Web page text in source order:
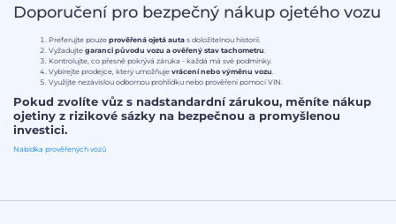
Doporučení pro bezpečný nákup ojetého vozu
Preferujte pouze prověřená ojetá auta s doložitelnou historií.
Vyžadujte garanci původu vozu a ověřený stav tachometru
Kontrolujte, co přesně pokrývá záruka - každá má své podmínky.
Vybírejte prodejce, který umožňuje vrácení nebo výměnu vozu
Využijte nezávislou odbornou prohlídku nebo prověření pomocí VIN.
Pokud zvolíte vůz s nadstandardní zárukou, měníte nákup
ojetiny z rizikové sázky na bezpečnou a promyšlenou
investici.
Nabídka prověřených vozů